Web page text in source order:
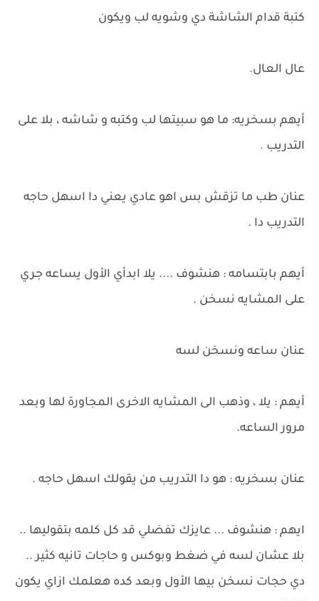
كتبة قدام الشاشة دي وشويه لب ويكون
عال العال.
أيهم بسخريه: ما هو سبيتها لب وكتبه و شاشه ، بلا على
التدريب .
عنان طب ما تزقش بس اهو عادي يعني دا اسهل حاجه
التدريب دا .
أيهم بابتسامه : هنشوف .... يلا ابدأي الأول يساعه جري
على المشايه نسخن .
عنان ساعه ونسخن لسه
أيهم : يلا ، وذهب الى المشايه الاخرى المجاورة لها وبعد
مرور الساعه.
عنان بسخريه : هو دا التدريب من يقولك اسهل حاجه .
ايهم : هنشوف ... عايزك تفضلي قد كل كلمه بتقوليها ..
بلا عشان لسه في ضغط وبوكس و حاجات تانيه كثير ..
دي حجات نسخن بيها الأول وبعد كده هعلمك ازاي يكون